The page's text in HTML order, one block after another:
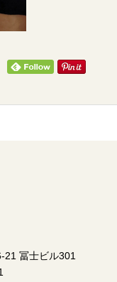
21 冨士ビル301